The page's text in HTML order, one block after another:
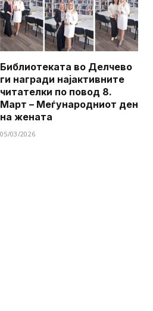
Библиотеката во Делчево
ги награди најактивните
читателки по повод 8.
Март – Меѓународниот ден
на жената
05/03/2026